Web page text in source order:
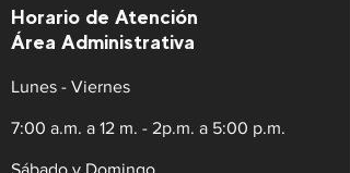
Horario de Atención
Área Administrativa
Lunes - Viernes
7:00 a.m. a 12 m. - 2p.m. a 5:00 p.m.
Sábado y Domingo